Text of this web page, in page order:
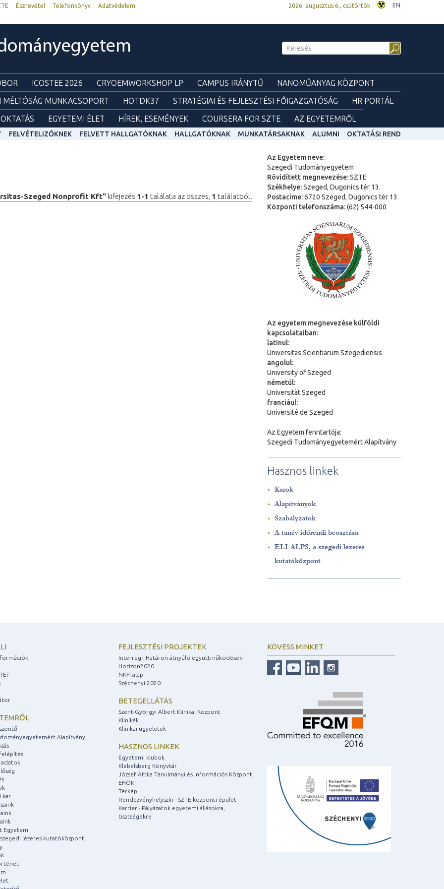
Észrevétel Telefonkönyv
Adatvédelem
2026. augusztus 6., csütörtök EN
ICOSTEE 2026 CRYOEMWORKSHOP LP CAMPUS IRÁNYTŰ
NANOMŰANYAG KÖZPONT
MÉLTÓSÁG MUNKACSOPORT HOTDK37 STRATÉGIAI ÉS FEJLESZTÉSI FŐIGAZGATÓSÁG
HR PORTÁL
OKTATÁS EGYETEMI ÉLET HÍREK, ESEMÉNYEK COURSERA FOR SZTE AZ EGYETEMRŐL
FELVÉTELIZŐKNEK FELVETT HALLGATÓKNAK HALLGATÓKNAK MUNKATÁRSAKNAK ALUMNI OKTATÁSI REND
Szeged Nonprofit Kft" kifejezés 1-1 találata az összes, 1 találatból.
Az Egyetem neve:
Szegedi Tudományegyetem
Rövidített megnevezése:SZTE
Székhelye:Szeged, Dugonics tér 13.
Postacíme:6720 Szeged, Dugonics tér 13.
Központi telefonszáma:(62) 544-000
Az egyetem megnevezése külföldi
kapcsolataiban:
latinul:
Universitas Scientiarum Szegediensis
angolul:
University of Szeged
németül:
Universität Szeged
franciául:
Université de Szeged
Az Egyetem fenntartója:
Szegedi Tudományegyetemért Alapítvány
Hasznos linkek
Karok
Alapítványok
Szabályzatok
A tanév időrendi beosztása
ELI-ALPS, a szegedi lézeres
kutatóközpont
Alapítvány
adatok
kar
Egyetem
szegedi lézeres kutatóközpont
FEJLESZTÉSI PROJEKTEK
Interreg - Határon átnyúló együttműködések
Horizon2020
NKFI alap
Széchenyi 2020
BETEGELLÁTÁS
Szent-Györgyi Albert Klinikai Központ
Klinikák
Klinikai ügyeletek
HASZNOS LINKEK
Egyetemi klubok
Klebelsberg Könyvtár
József Attila Tanulmányi és Információs Központ
EHÖK
Térkép
Rendezvényhelyszín - SZTE központi épület
Karrier - Pályázatok egyetemi állásokra,
tisztségekre
KÖVESS MINKET